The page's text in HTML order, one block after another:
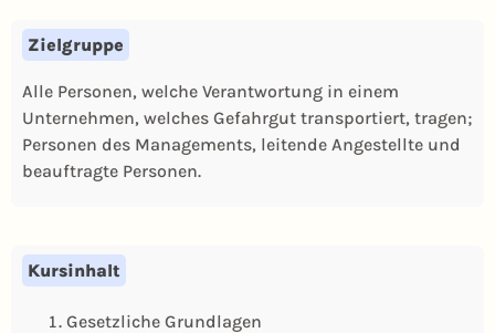
Zielgruppe
Alle Personen, welche Verantwortung in einem
Unternehmen, welches Gefahrgut transportiert, tragen;
Personen des Managements, leitende Angestellte und
beauftragte Personen.
Kursinhalt
Gesetzliche Grundlagen